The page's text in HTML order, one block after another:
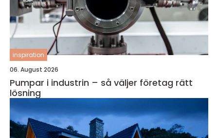
inspiration
06. August 2026
Pumpar i industrin – så väljer företag rätt
lösning